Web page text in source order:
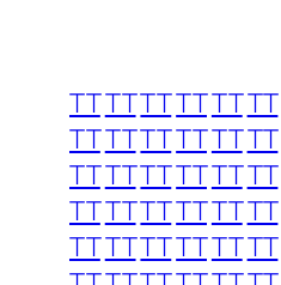
TTTTTTTTTTTT
TTTTTTTTTTTT
TTTTTTTTTTTT
TTTTTTTTTTTT
TTTTTTTTTTTT